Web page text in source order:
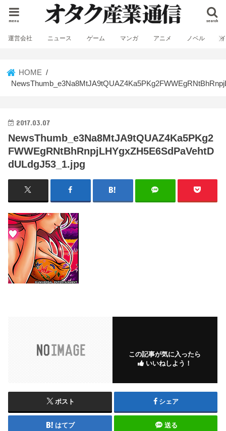
search
menu
運営会社 ニュース ゲーム マンガ アニメ ノベル
HOME
2017.03.07
NewsThumb_e3Na8MtJA9tQUAZ4Ka5PKg2
FWWEgRNtBhRnpjLHYgxZH5E6SdPaVehtD
dULdgJ53_1.jpg
この記事が気に入ったら
いいねしよう！
ポスト シェア
はてブ 送る